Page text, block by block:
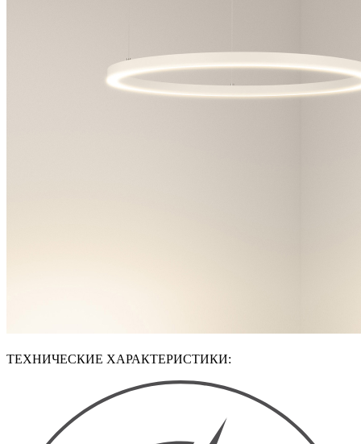
ТЕХНИЧЕСКИЕ ХАРАКТЕРИСТИКИ: